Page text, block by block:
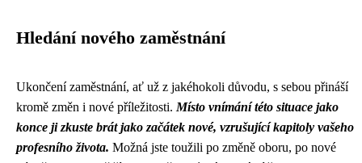
Hledání nového zaměstnání
Ukončení zaměstnání, ať už z jakéhokoli důvodu, s sebou přináší
kromě změn i nové příležitosti. Místo vnímání této situace jako
konce ji zkuste brát jako začátek nové, vzrušující kapitoly vašeho
profesního života. Možná jste toužili po změně oboru, po nové